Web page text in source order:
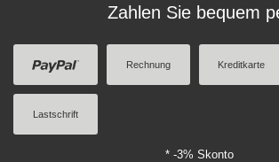
Zahlen Sie bequem
Rechnung Kreditkarte
Lastschrift
* -3% Skonto